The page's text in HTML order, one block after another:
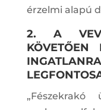
érzelmi alapú
2. A